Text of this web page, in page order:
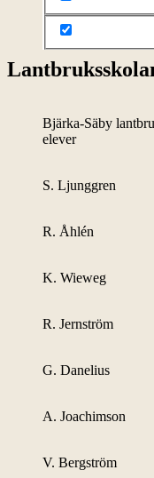
Bjärka-Säby
elever
S. Ljunggren
R. Åhlén
K. Wieweg
R. Jernström
G. Danelius
A. Joachimson
V. Bergström